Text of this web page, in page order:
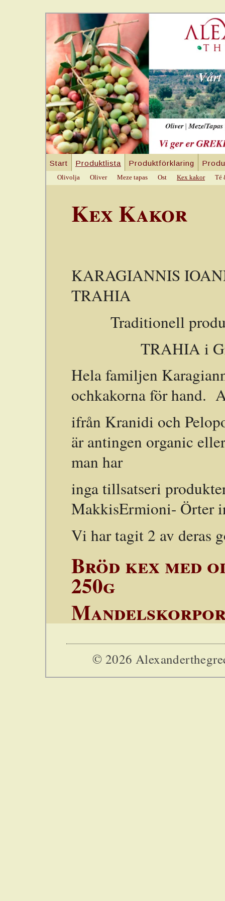
Start Produktlista Produktförklaring
Olivolja Oliver Meze tapas Ost Kex kakor Té
Kex Kakor
KARAGIANNIS
TRAHIA
Traditionell
TRAHIA i
Hela familjen
ochkakorna för hand.
ifrån Kranidi och
är antingen organic
man har
inga tillsatseri
MakkisErmioni- Örter
Vi har tagit 2 av deras
Bröd kex med
250g
© 2026